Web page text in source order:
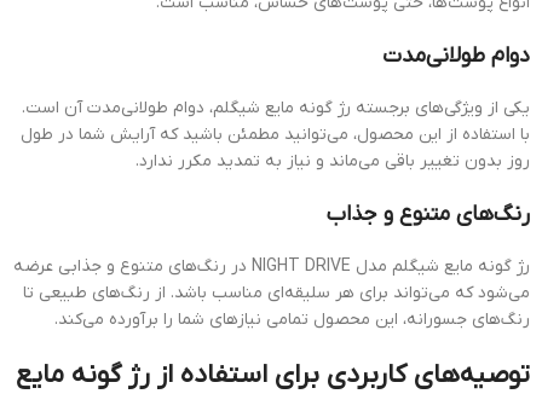
دوام طولانی‌مدت
یکی از ویژگی‌های برجسته رژ گونه مایع شیگلم، دوام طولانی‌مدت آن است.
با استفاده از این محصول، می‌توانید مطمئن باشید که آرایش شما در طول
روز بدون تغییر باقی می‌ماند و نیاز به تمدید مکرر ندارد.
رنگ‌های متنوع و جذاب
رژ گونه مایع شیگلم مدل NIGHT DRIVE در رنگ‌های متنوع و جذابی عرضه
می‌شود که می‌تواند برای هر سلیقه‌ای مناسب باشد. از رنگ‌های طبیعی تا
رنگ‌های جسورانه، این محصول تمامی نیازهای شما را برآورده می‌کند.
توصیه‌های کاربردی برای استفاده از رژ گونه مایع